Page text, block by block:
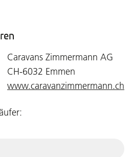
Caravans Zimmermann AG
CH-6032 Emmen
www.caravanzimmermann.ch